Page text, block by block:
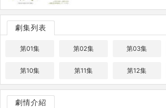
劇集列表
第01集 第02集 第03集
第10集 第11集 第12集
劇情介紹